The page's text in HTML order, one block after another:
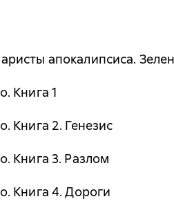
апокалипсиса.
Книга 1
Книга 2. Генезис
Книга 3. Разлом
Книга 4. Дороги